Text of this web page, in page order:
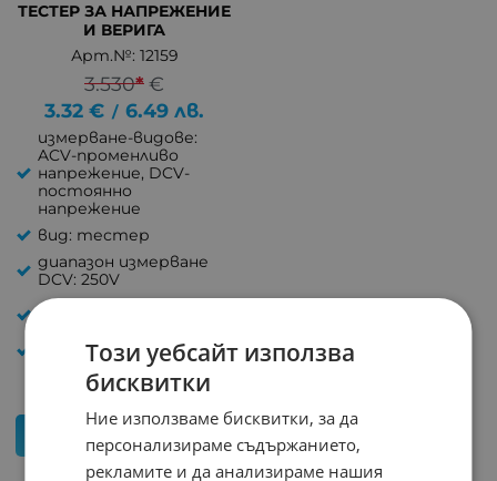
ТЕСТЕР ЗА НАПРЕЖЕНИЕ
И ВЕРИГА
Арт.№: 12159
3.530*€
3.32 € / 6.49 лв.
измерване-видове:
ACV-променливо
напрежение, DCV-
постоянно
напрежение
вид: тестер
диапазон измерване
DCV: 250V
диапазон измерване
марка: Rebel
Този уебсайт използва
бисквитки
Ние използваме бисквитки, за да
персонализираме съдържанието,
рекламите и да анализираме нашия